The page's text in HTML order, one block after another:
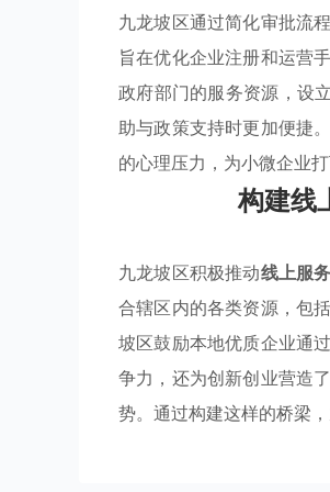
九龙坡区通过简化审批流
旨在优化企业注册和运营
政府部门的服务资源，设
助与政策支持时更加便捷
的心理压力，为小微企业打
构建线
九龙坡区积极推动线上服
合辖区内的各类资源，包
坡区鼓励本地优质企业通
争力，还为创新创业营造
势。通过构建这样的桥梁